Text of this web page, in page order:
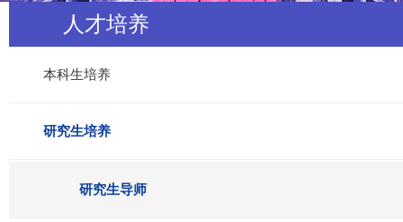
人才培养
本科生培养
研究生培养
研究生导师